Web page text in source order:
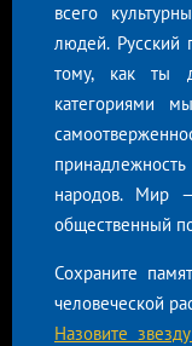
всего
людей. Русский
тому, как ты
категориями
народов. Мир
общественный
Сохраните
человеческой
Назовите